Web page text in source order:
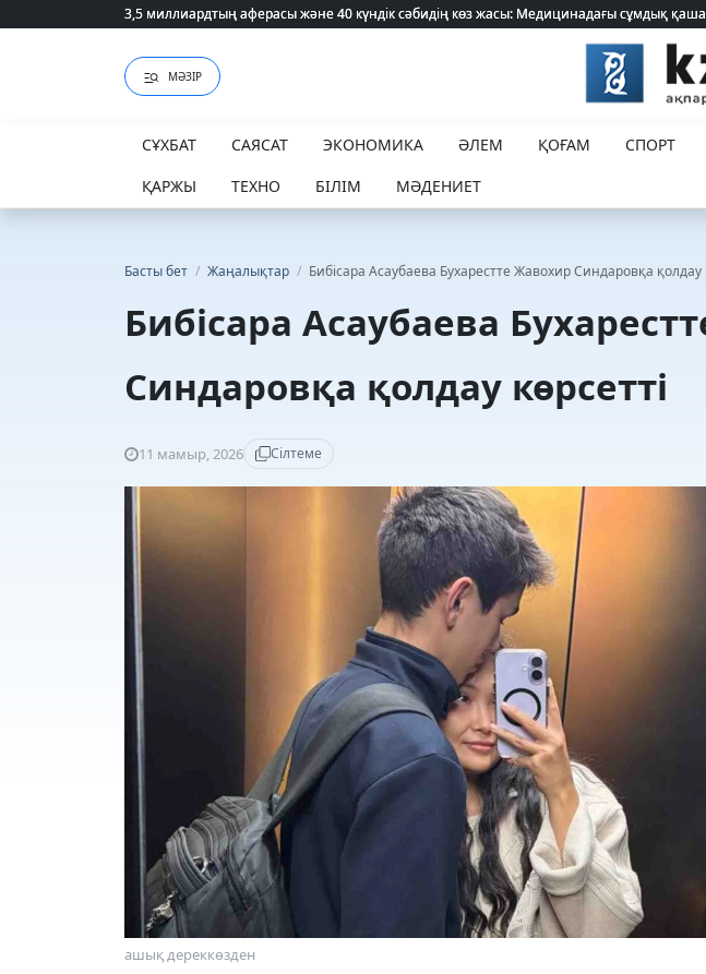
3,5 миллиардтың аферасы және 40 күндік сәбидің көз жасы: Медицинадағы сұмдық
3,5 миллиардтың аферасы және 40 күндік сәбидің көз жасы: Медицинадағы сұмдық
МӘЗІР
СҰХБАТ САЯСАТ ЭКОНОМИКА ӘЛЕМ ҚОҒАМ СПОРТ
ҚАРЖЫ
ТЕХНО БІЛІМ МӘДЕНИЕТ
Басты бет / Жаңалықтар / Бибісара Асаубаева Бухарестте Жавохир Синдаровқа қолдау
Бибісара Асаубаева
Синдаровқа қолдау көрсетті
11 мамыр, 2026 Сілтеме
ашық дереккөзден